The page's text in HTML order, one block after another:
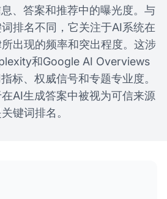
、答案和推荐中的曝光度。与
排名不同，它关注于AI系统在
出现的频率和突出程度。这涉
和Google AI Overviews
标、权威信号和专题专业度。
AI生成答案中被视为可信来源
键词排名。